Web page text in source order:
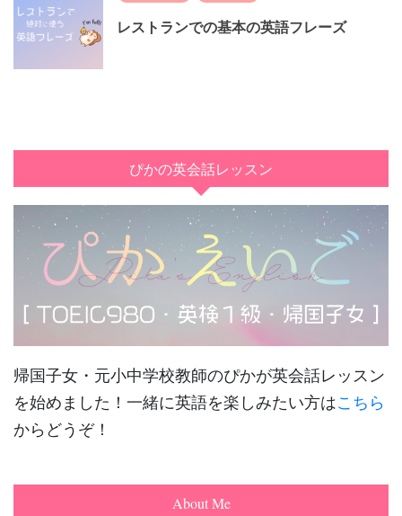
レストランでの基本の英語フレーズ
ぴかの英会話レッスン
帰国子女・元小中学校教師のぴかが英会話レッスン
を始めました！一緒に英語を楽しみたい方はこちら
からどうぞ！
About Me